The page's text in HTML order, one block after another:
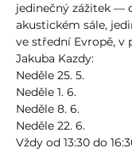
jedinečný zážitek —
akustickém sále,
ve střední Evropě, v
Jakuba Kazdy:
Neděle 25. 5.
Neděle 1. 6.
Neděle 8. 6.
Neděle 22. 6.
Vždy od 13:30 do